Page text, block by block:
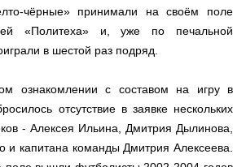
чёрные» принимали на своём поле
«Политеха» и, уже по печальной
в шестой раз подряд.
ознакомлении с составом на игру в
отсутствие в заявке нескольких
- Алексея Ильина, Дмитрия Дылинова,
и капитана команды Дмитрия Алексеева.